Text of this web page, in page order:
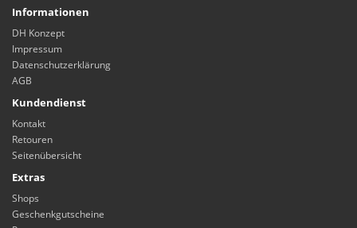
Informationen
DH Konzept
Impressum
Datenschutzerklärung
AGB
Kundendienst
Kontakt
Retouren
Seitenübersicht
Extras
Shops
Geschenkgutscheine